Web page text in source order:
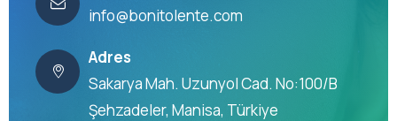
info@bonitolente.com
Adres
Sakarya Mah. Uzunyol Cad. No:100/B
Şehzadeler, Manisa, Türkiye